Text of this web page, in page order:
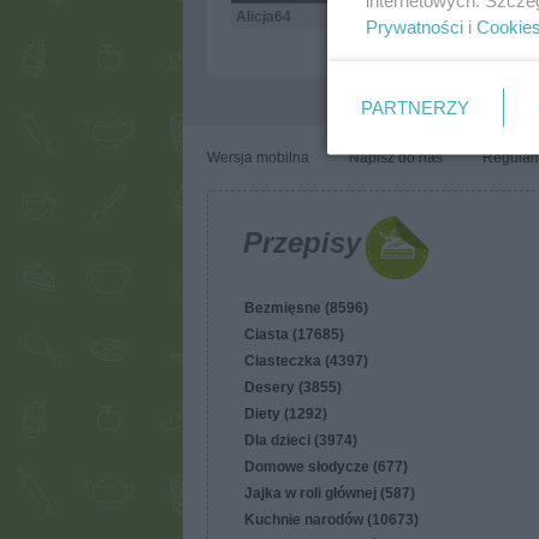
30.3k 761 45
Alicja64
Wersja mobilna Napisz do nas
Przepisy
Bezmięsne (8596)
Ciasta (17685)
Ciasteczka (4397)
Desery (3855)
Diety (1292)
Dla dzieci (3974)
Domowe słodycze (677)
Jajka w roli głównej (587)
Kuchnie narodów (10673)
Prywatności i Cookies
PARTNERZY